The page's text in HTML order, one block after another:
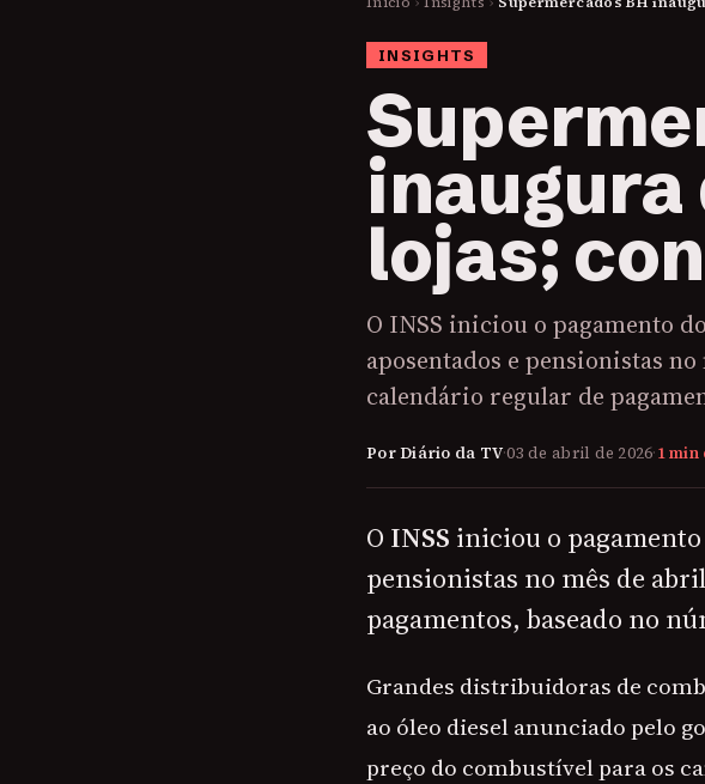
INSIGHTS
inaugura
lojas;
O INSS iniciou o pagamento
aposentados e pensionistas
calendário regular de
Por Diário da TV·03 de abril de 2026·1
O INSS iniciou o pagamento
pensionistas no mês de
pagamentos, baseado no
Grandes distribuidoras de
ao óleo diesel anunciado pelo
preço do combustível para os